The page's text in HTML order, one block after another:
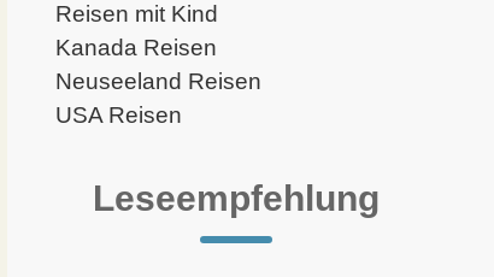
Reisen mit Kind
Kanada Reisen
Neuseeland Reisen
USA Reisen
Leseempfehlung